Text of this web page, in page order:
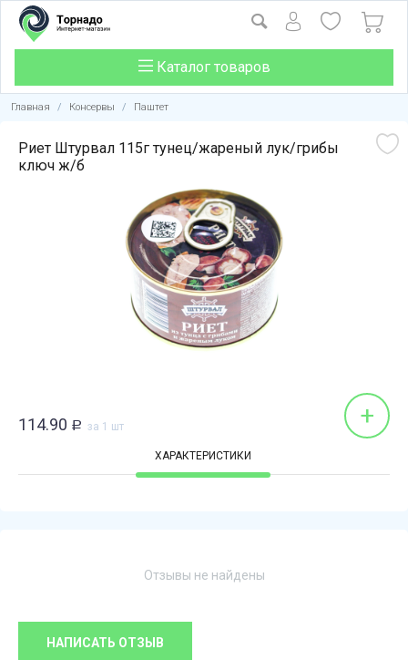
Каталог товаров
Главная / Консервы / Паштет
Риет Штурвал 115г тунец/жареный лук/грибы
ключ ж/б
114.90 Р за 1 шт +
ХАРАКТЕРИСТИКИ
Отзывы не найдены
НАПИСАТЬ ОТЗЫВ